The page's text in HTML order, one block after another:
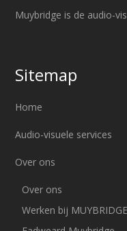
Muybridge is de audio-
Sitemap
Home
Audio-visuele services
Over ons
Over ons
Werken bij MUYBRIDGE